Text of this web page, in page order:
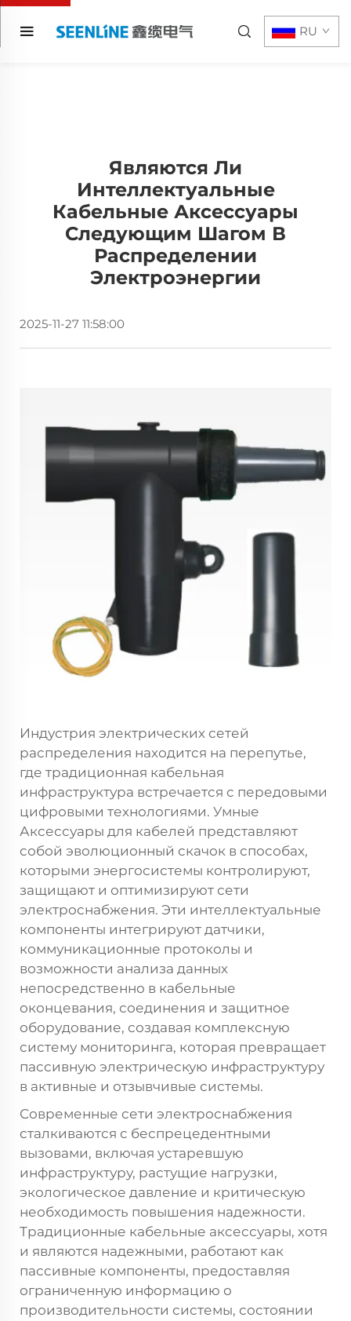
RU
Являются Ли
Интеллектуальные
Кабельные Аксессуары
Следующим Шагом В
Распределении
Электроэнергии
2025-11-27 11:58:00
Индустрия электрических сетей
распределения находится на перепутье,
где традиционная кабельная
инфраструктура встречается с передовыми
цифровыми технологиями. Умные
Аксессуары для кабелей представляют
собой эволюционный скачок в способах,
которыми энергосистемы контролируют,
защищают и оптимизируют сети
электроснабжения. Эти интеллектуальные
компоненты интегрируют датчики,
коммуникационные протоколы и
возможности анализа данных
непосредственно в кабельные
оконцевания, соединения и защитное
оборудование, создавая комплексную
систему мониторинга, которая превращает
пассивную электрическую инфраструктуру
в активные и отзывчивые системы.
Современные сети электроснабжения
сталкиваются с беспрецедентными
вызовами, включая устаревшую
инфраструктуру, растущие нагрузки,
экологическое давление и критическую
необходимость повышения надежности.
Традиционные кабельные аксессуары, хотя
и являются надежными, работают как
пассивные компоненты, предоставляя
ограниченную информацию о
производительности системы, состоянии